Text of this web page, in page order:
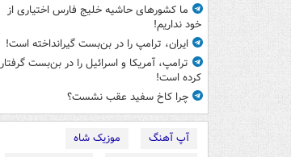
ما کشورهای حاشیه خلیج فارس اختیاری از
خود نداریم!
ایران، ترامپ را در بن‌بست گیرانداخته است!
ترامپ، آمریکا و اسرائیل را در بن‌بست گرفتار
کرده است!
چرا کاخ سفید عقب نشست؟
آپ آهنگ
موزیک شاه